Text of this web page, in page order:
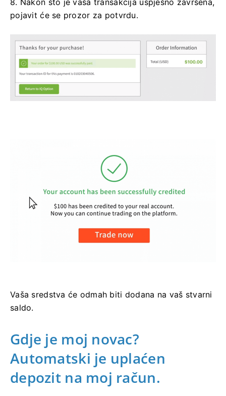
8. Nakon što je vaša transakcija uspješno završena,
pojavit će se prozor za potvrdu.
Vaša sredstva će odmah biti dodana na vaš stvarni
saldo.
Gdje je moj novac?
Automatski je uplaćen
depozit na moj račun.